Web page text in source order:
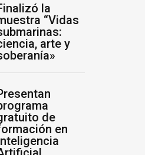
El primer buque
proyecto de
preparación
la
“Vidas
arte y
de
en